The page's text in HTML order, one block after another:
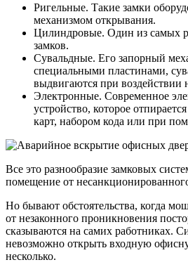
Ригельные. Такие замки
механизмом открывания.
Цилиндровые. Один из самых
замков.
Сувальдные. Его запорный
специальными пластинами,
выдвигаются при воздействии
Электронные. Современное
устройство, которое
карт, набором кода или при
Все это разнообразие замковых
помещение от
Но бывают обстоятельства, когда
от незаконного проникновения
сказываются на самих работниках.
невозможно открыть входную
несколько.